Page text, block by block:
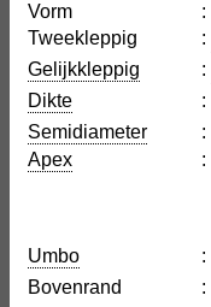
Vorm :
Tweekleppig
:
Gelijkkleppig :
Dikte :
Semidiameter :
Apex
:
Umbo :
Bovenrand :